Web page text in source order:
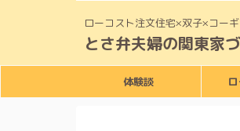
ローコスト注文住宅×双子×コー
とさ弁夫婦の関東家
体験談